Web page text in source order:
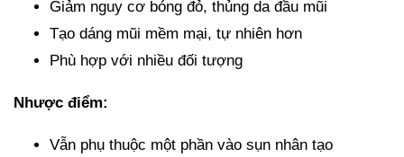
Giảm nguy cơ bóng đỏ, thủng da đầu mũi
Tạo dáng mũi mềm mại, tự nhiên hơn
Phù hợp với nhiều đối tượng
Nhược điểm:
Vẫn phụ thuộc một phần vào sụn nhân tạo